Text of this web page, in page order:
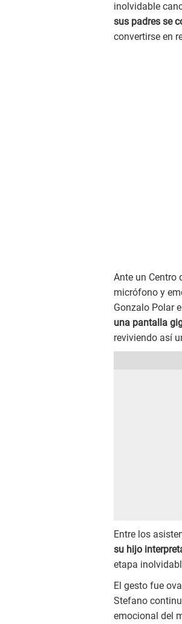
inolvidable
sus padres se
convertirse en
Ante un Centro
micrófono y
Gonzalo Polar
una pantalla
reviviendo así
Entre los
su hijo
etapa
El gesto fue
Stefano
emocional del